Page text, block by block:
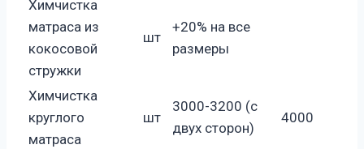
Химчистка
матраса из
кокосовой
стружки
шт
+20% на все
размеры
Химчистка
круглого
матраса
шт
3000-3200 (с
двух сторон)
4000